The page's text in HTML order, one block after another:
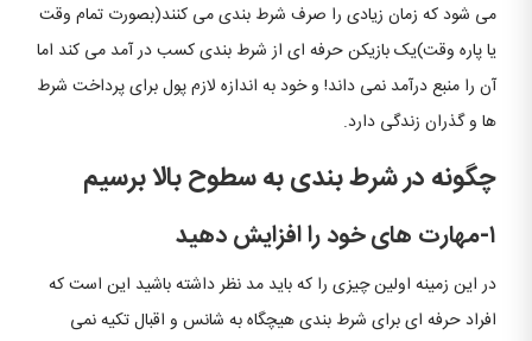
می شود که زمان زیادی را صرف شرط بندی می کنند(بصورت تمام وقت
یا پاره وقت)یک بازیکن حرفه ای از شرط بندی کسب در آمد می کند اما
آن را منبع درآمد نمی داند! و خود به اندازه لازم پول برای پرداخت شرط
ها و گذران زندگی دارد.
چگونه در شرط بندی به سطوح بالا برسیم
۱-مهارت های خود را افزایش دهید
در این زمینه اولین چیزی را که باید مد نظر داشته باشید این است که
افراد حرفه ای برای شرط بندی هیچگاه به شانس و اقبال تکیه نمی